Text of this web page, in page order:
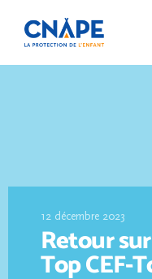
12 décembre 2023
Retour
Top CEF-